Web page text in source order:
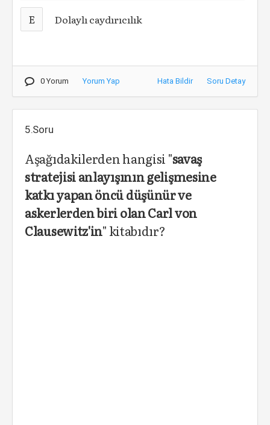
E Dolaylı caydırıcılık
0 Yorum Yorum Yap Hata Bildir Soru Detay
5.Soru
Aşağıdakilerden hangisi "savaş
stratejisi anlayışının gelişmesine
katkı yapan öncü düşünür ve
askerlerden biri olan Carl von
Clausewitz'in" kitabıdır?